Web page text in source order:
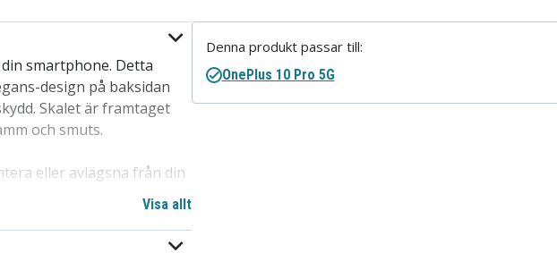
smartphone. Detta
design på baksidan
Skalet är framtaget
och smuts.
eller avlägsna från din
av de mest populära
till ett överkomligt pris,
för att skydda telefoner
för 10 Pro.
Visa allt
Denna produkt passar till:
OnePlus 10 Pro 5G